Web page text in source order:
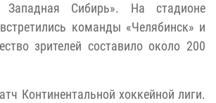
Сибирь». На стадионе
команды «Челябинск» и
зрителей составило около 200
Континентальной хоккейной лиги.